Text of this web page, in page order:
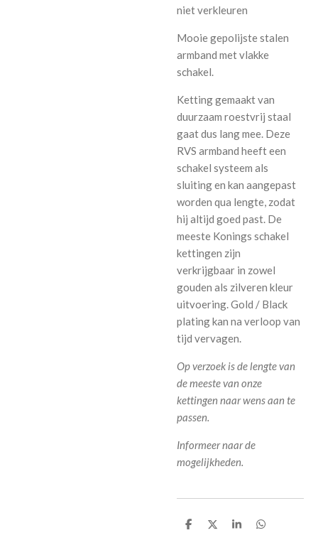
niet verkleuren
Mooie gepolijste stalen
armband met vlakke
schakel.
Ketting gemaakt van
duurzaam roestvrij staal
gaat dus lang mee. Deze
RVS armband heeft een
schakel systeem als
sluiting en kan aangepast
worden qua lengte, zodat
hij altijd goed past. De
meeste Konings schakel
kettingen zijn
verkrijgbaar in zowel
gouden als zilveren kleur
uitvoering.Gold / Black
plating kan na verloop van
tijd vervagen.
Op verzoek is de lengte van
de meeste van onze
kettingen naar wens aan te
passen.
Informeer naar de
mogelijkheden.
D
D
S
D